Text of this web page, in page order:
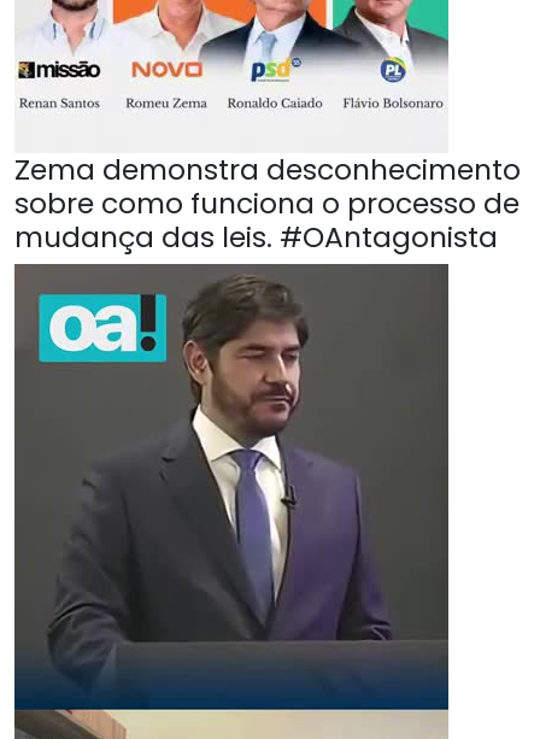
Zema demonstra desconhecimento
sobre como funciona o processo de
mudança das leis. #OAntagonista